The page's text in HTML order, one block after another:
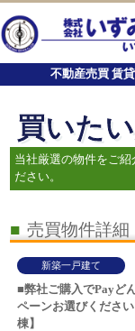
不動産売買 賃
買いた
当社厳選の物件をご
ださい。
■ 売買物件詳細
新築一戸建て
■弊社ご購入でPayど
ペーンお選びくださ
棟】